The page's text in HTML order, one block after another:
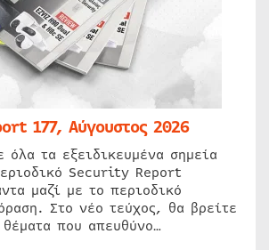
177, Αύγουστος 2026
όλα τα εξειδικευμένα σημεία
Security Report
μαζί με το περιοδικό
Στο νέο τεύχος, θα βρείτε
που απευθύνο…